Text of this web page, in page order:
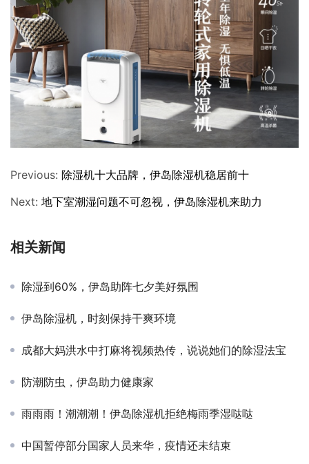
Previous: 除湿机十大品牌，伊岛除湿机稳居前十
Next: 地下室潮湿问题不可忽视，伊岛除湿机来助力
相关新闻
除湿到60%，伊岛助阵七夕美好氛围
伊岛除湿机，时刻保持干爽环境
成都大妈洪水中打麻将视频热传，说说她们的除湿法宝
防潮防虫，伊岛助力健康家
雨雨雨！潮潮潮！伊岛除湿机拒绝梅雨季湿哒哒
中国暂停部分国家人员来华，疫情还未结束